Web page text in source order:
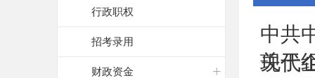
行政职权
招考录用
财政资金
中共
现代
关于